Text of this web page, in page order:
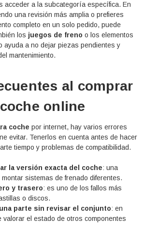
acceder a la subcategoría específica. En
una revisión más amplia o prefieres
completo en un solo pedido, puede
los juegos de freno o los elementos
ayuda a no dejar piezas pendientes y
mantenimiento.
al comprar
online
coche por internet, hay varios errores
evitar. Tenerlos en cuenta antes de hacer
tiempo y problemas de compatibilidad.
la versión exacta del coche: una
sistemas de frenado diferentes.
y trasero: es uno de los fallos más
o discos.
parte sin revisar el conjunto: en
valorar el estado de otros componentes